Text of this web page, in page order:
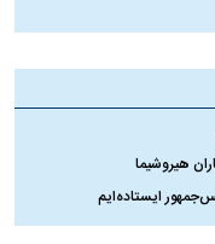
هیروشیما
ایستاده‌ایم